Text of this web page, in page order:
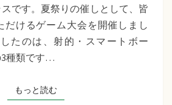
大
会）
千
草
ち
です。夏祭りの催しとして、皆
だけるゲーム大会を開催しまし
たのは、射的・スマートボー
3種類です…
もっと読むもっと読む